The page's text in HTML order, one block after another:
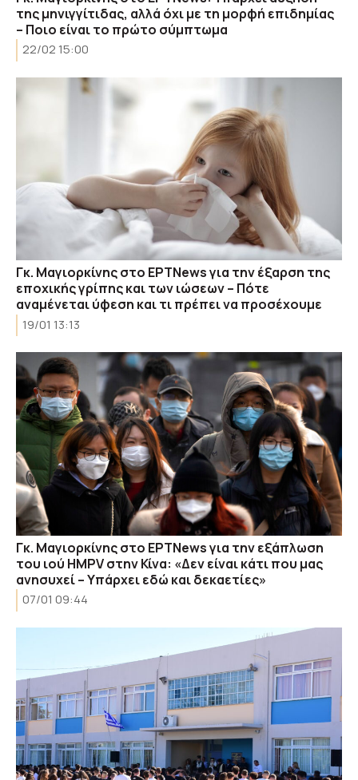
της μηνιγγίτιδας, αλλά όχι με τη μορφή επιδημίας
– Ποιο είναι το πρώτο σύμπτωμα
22/02 15:00
Γκ. Μαγιορκίνης στο ΕΡΤNews για την έξαρση της
εποχικής γρίπης και των ιώσεων – Πότε
αναμένεται ύφεση και τι πρέπει να προσέχουμε
19/01 13:13
Γκ. Μαγιορκίνης στο ΕΡΤΝews για την εξάπλωση
του ιού HMPV στην Κίνα: «Δεν είναι κάτι που μας
ανησυχεί – Υπάρχει εδώ και δεκαετίες»
07/01 09:44